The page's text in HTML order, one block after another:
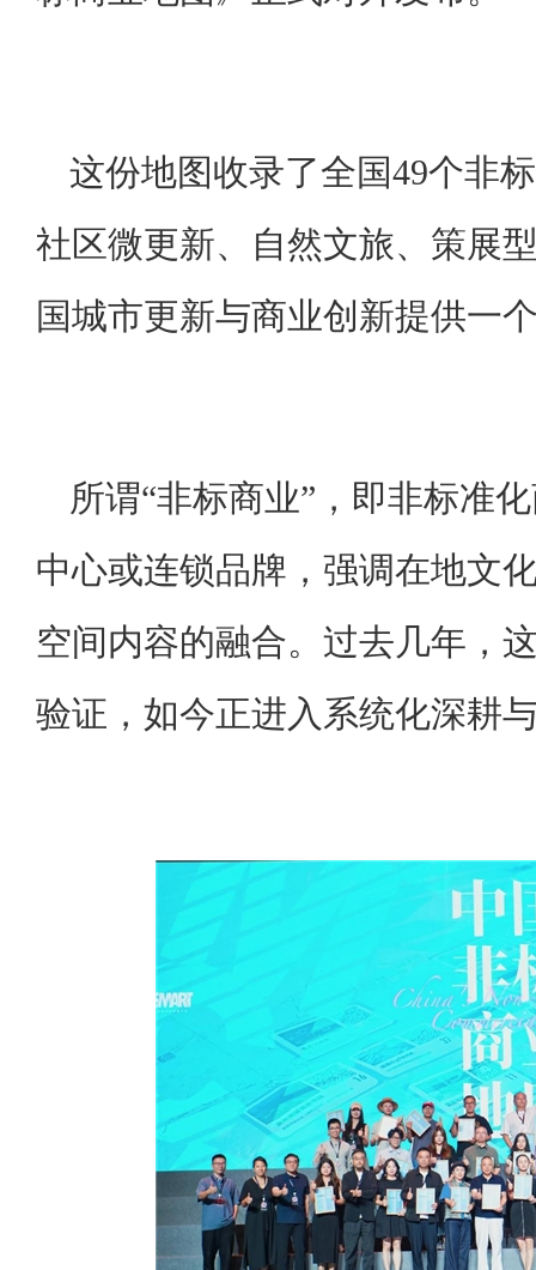
这份地图收录了全国49个非
社区微更新、自然文旅、策展
国城市更新与商业创新提供一
所谓“非标商业”，即非标准
中心或连锁品牌，强调在地文
空间内容的融合。过去几年，
验证，如今正进入系统化深耕